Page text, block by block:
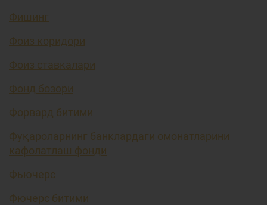
Фишинг
Фоиз коридори
Фоиз ставкалари
Фонд бозори
Форвард битими
Фуқароларнинг банклардаги омонатларини
кафолатлаш фонди
Фьючерс
Фючерс битими